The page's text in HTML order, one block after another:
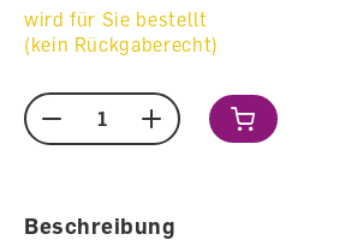
wird für Sie bestellt
(kein Rückgaberecht)
Menge
Beschreibung